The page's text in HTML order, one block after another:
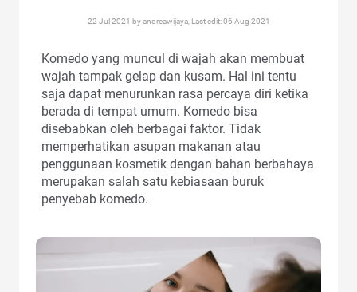
22 Jul 2021 by andreawijaya, Last edit: 06 Aug 2021
Komedo yang muncul di wajah akan membuat
wajah tampak gelap dan kusam. Hal ini tentu
saja dapat menurunkan rasa percaya diri ketika
berada di tempat umum. Komedo bisa
disebabkan oleh berbagai faktor. Tidak
memperhatikan asupan makanan atau
penggunaan kosmetik dengan bahan berbahaya
merupakan salah satu kebiasaan buruk
penyebab komedo.